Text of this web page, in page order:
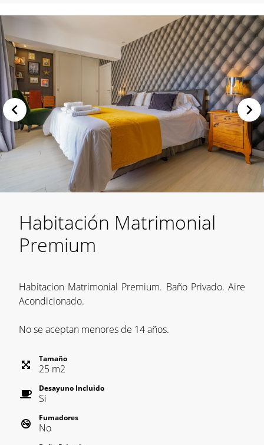
Habitación Matrimonial
Premium
Habitacion Matrimonial Premium. Baño Privado. Aire
Acondicionado.
No se aceptan menores de 14 años.
Tamaño
25 m2
Desayuno Incluido
Si
Fumadores
No